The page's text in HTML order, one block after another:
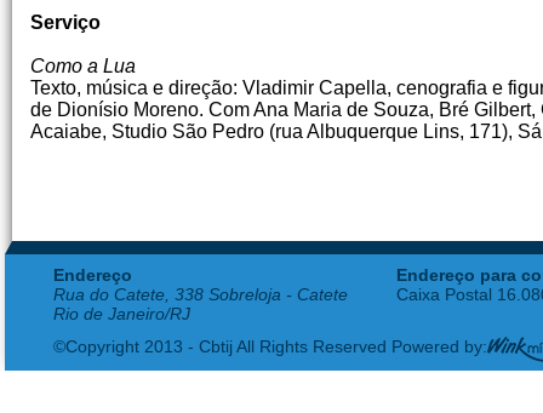
Serviço
Como a Lua
Texto, música e direção: Vladimir Capella, cenografia e
de Dionísio Moreno. Com Ana Maria de Souza, Bré
Acaiabe, Studio São Pedro (rua Albuquerque Lins, 171),
Endereço
Rua do Catete, 338 Sobreloja - Catete
Rio de Janeiro/RJ
Endereço para
Caixa Postal
©Copyright 2013 - Cbtij All Rights Reserved Powered by: